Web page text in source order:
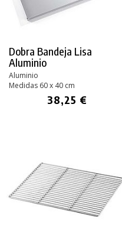
Dobra Bandeja Lisa
Aluminio
Aluminio
Medidas 60 x 40 cm
38,25 €